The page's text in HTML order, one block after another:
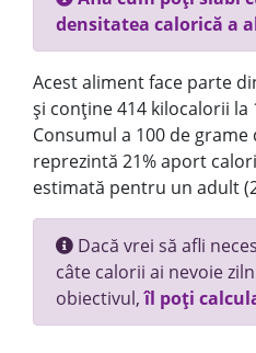
densitatea calorică a
Acest aliment face parte
și conține 414 kilocalorii la
Consumul a 100 de
reprezintă 21% aport
estimată pentru un adult
Dacă vrei să afli
câte calorii ai nevoie
obiectivul,îl poți